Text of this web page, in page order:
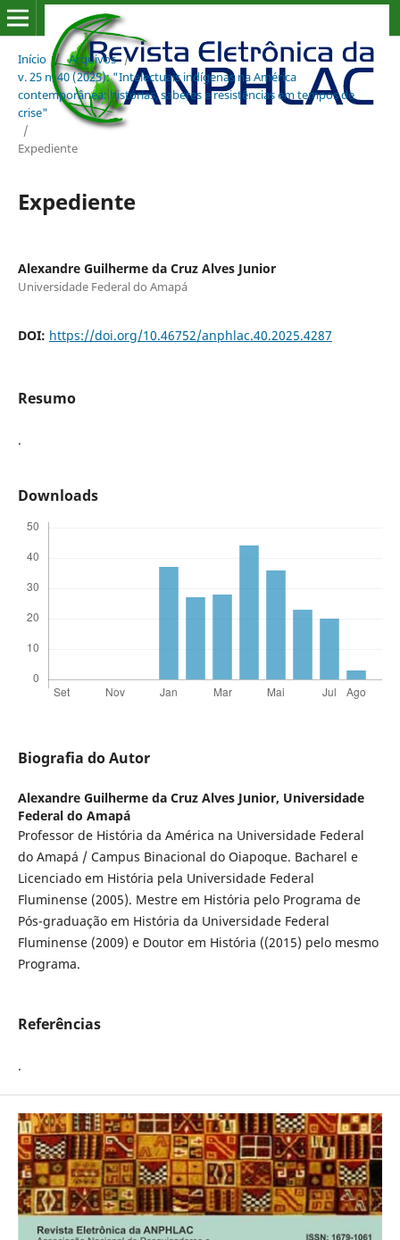
Início / Arquivos /
v. 25 n. 40 (2025): "Intelectuais indígenas na América
contemporânea: histórias, saberes e resistências em tempos de
crise"
/
Expediente
Expediente
Alexandre Guilherme da Cruz Alves Junior
Universidade Federal do Amapá
DOI: https://doi.org/10.46752/anphlac.40.2025.4287
Resumo
.
Downloads
Biografia do Autor
Alexandre Guilherme da Cruz Alves Junior, Universidade
Federal do Amapá
Professor de História da América na Universidade Federal
do Amapá / Campus Binacional do Oiapoque. Bacharel e
Licenciado em História pela Universidade Federal
Fluminense (2005). Mestre em História pelo Programa de
Pós-graduação em História da Universidade Federal
Fluminense (2009) e Doutor em História ((2015) pelo mesmo
Programa.
Referências
.